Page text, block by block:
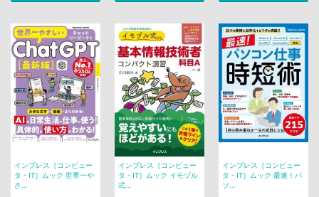
インプレス［コンピュー
タ・IT］ムック 世界一や
さ...
インプレス［コンピュー
タ・IT］ムック イモヅル
式...
インプレス［コンピュー
タ・IT］ムック 最速！パ
ソ...